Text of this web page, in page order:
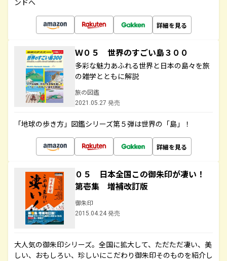
ンドへ
詳細を見る
Ｗ０５ 世界のすごい島３００
多彩な魅力あふれる世界と日本の島々を旅
の雑学とともに解説
旅の図鑑
2021.05.27 発売
「地球の歩き方」図鑑シリーズ第５弾は世界の「島」！
詳細を見る
０５ 日本全国この御朱印が凄い！
第壱集 増補改訂版
御朱印
2015.04.24 発売
大人気の御朱印シリーズ。全国に拡大して、ただただ凄い、美
しい、おもしろい、珍しいにこだわり御朱印そのものを紹介し